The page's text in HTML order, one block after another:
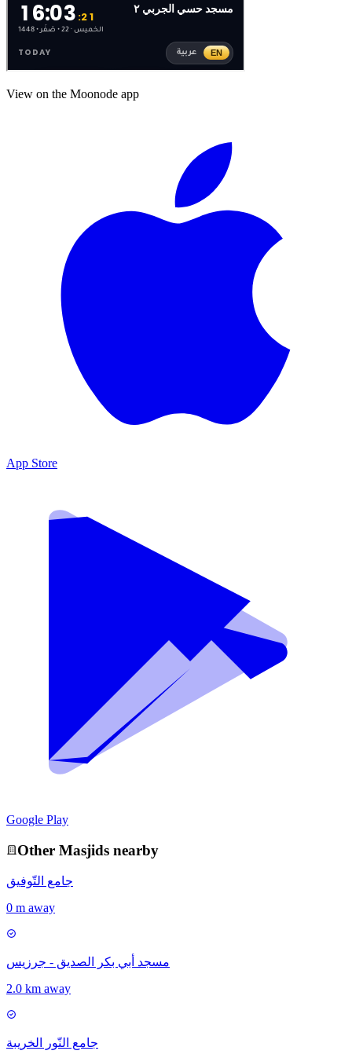
View on the Moonode app
App Store
Google Play
Other Masjids nearby
جامع التّوفيق
0 m away
مسجد أبي بكر الصديق - جرزيس
2.0 km away
جامع النّور الخريبة